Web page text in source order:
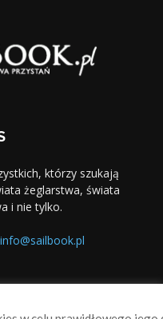
którzy szukają
żeglarstwa, świata
i nie tylko.
info@sailbook.pl